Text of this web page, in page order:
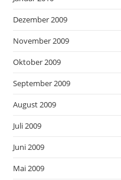
Dezember 2009
November 2009
Oktober 2009
September 2009
August 2009
Juli 2009
Juni 2009
Mai 2009